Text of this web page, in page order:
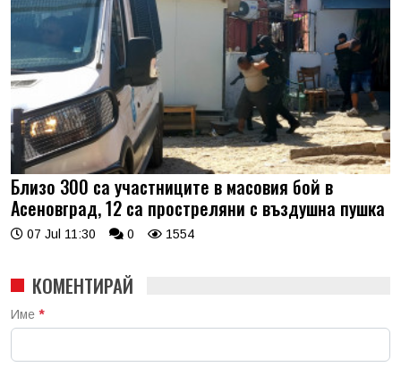
Близо 300 са участниците в масовия бой в
Асеновград, 12 са простреляни с въздушна пушка
07 Jul 11:30 0 1554
КОМЕНТИРАЙ
Име *